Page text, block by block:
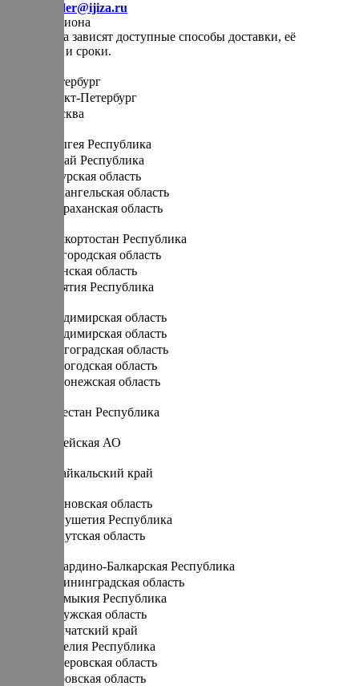
order@ijiza.ru
Выбор региона
От региона зависят доступные способы доставки, её
стоимость и сроки.
Санкт-Петербург
Санкт-Петербург
Москва
Адыгея Республика
Алтай Республика
Амурская область
Архангельская область
Астраханская область
Башкортостан Республика
Белгородская область
Брянская область
Бурятия Республика
Владимирская область
Владимирская область
Волгоградская область
Вологодская область
Воронежская область
Дагестан Республика
Еврейская АО
Забайкальский край
Ивановская область
Ингушетия Республика
Иркутская область
Кабардино-Балкарская Республика
Калининградская область
Калмыкия Республика
Калужская область
Камчатский край
Карелия Республика
Кемеровская область
Кировская область